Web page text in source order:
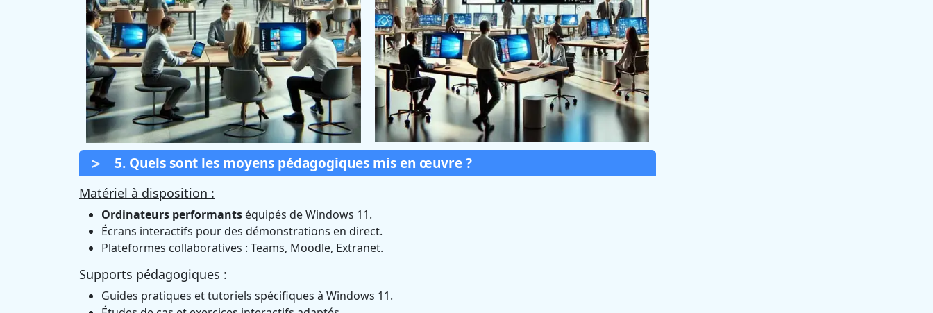
5. Quels sont les moyens pédagogiques mis en œuvre ?
Matériel à disposition :
Ordinateurs performants équipés de Windows 11.
Écrans interactifs pour des démonstrations en direct.
Plateformes collaboratives : Teams, Moodle, Extranet.
Supports pédagogiques :
Guides pratiques et tutoriels spécifiques à Windows 11.